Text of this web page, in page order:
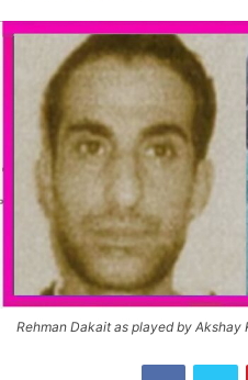
Rehman Dakait as played by Akshay